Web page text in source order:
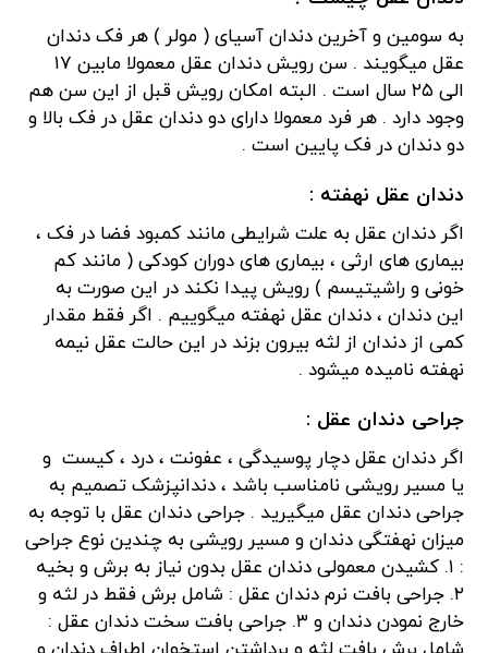
به سومین و آخرین دندان آسیای ( مولر ) هر فک دندان
عقل میگویند . سن رویش دندان عقل معمولا مابین ۱۷
الی ۲۵ سال است . البته امکان رویش قبل از این سن هم
وجود دارد . هر فرد معمولا دارای دو دندان عقل در فک بالا و
دو دندان در فک پایین است .
دندان عقل نهفته :
اگر دندان عقل به علت شرایطی مانند کمبود فضا در فک ،
بیماری های ارثی ، بیماری های دوران کودکی ( مانند کم
خونی و راشیتیسم ) رویش پیدا نکند در این صورت به
این دندان ، دندان عقل نهفته میگوییم . اگر فقط مقدار
کمی از دندان از لثه بیرون بزند در این حالت عقل نیمه
نهفته نامیده میشود .
جراحی دندان عقل :
اگر دندان عقل دچار پوسیدگی ، عفونت ، درد ، کیست و
یا مسیر رویشی نامناسب باشد ، دندانپزشک تصمیم به
جراحی دندان عقل میگیرید . جراحی دندان عقل با توجه به
میزان نهفتگی دندان و مسیر رویشی به چندین نوع جراحی
: ۱. کشیدن معمولی دندان عقل بدون نیاز به برش و بخیه
۲. جراحی بافت نرم دندان عقل : شامل برش فقط در لثه و
خارج نمودن دندان و ۳. جراحی بافت سخت دندان عقل :